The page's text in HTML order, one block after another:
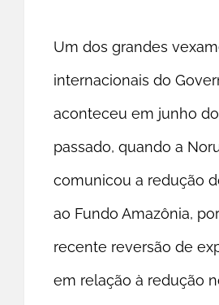
Um dos grandes
internacionais do
aconteceu em junho
passado, quando a
comunicou a redução
ao Fundo Amazônia,
recente reversão de
em relação à redução